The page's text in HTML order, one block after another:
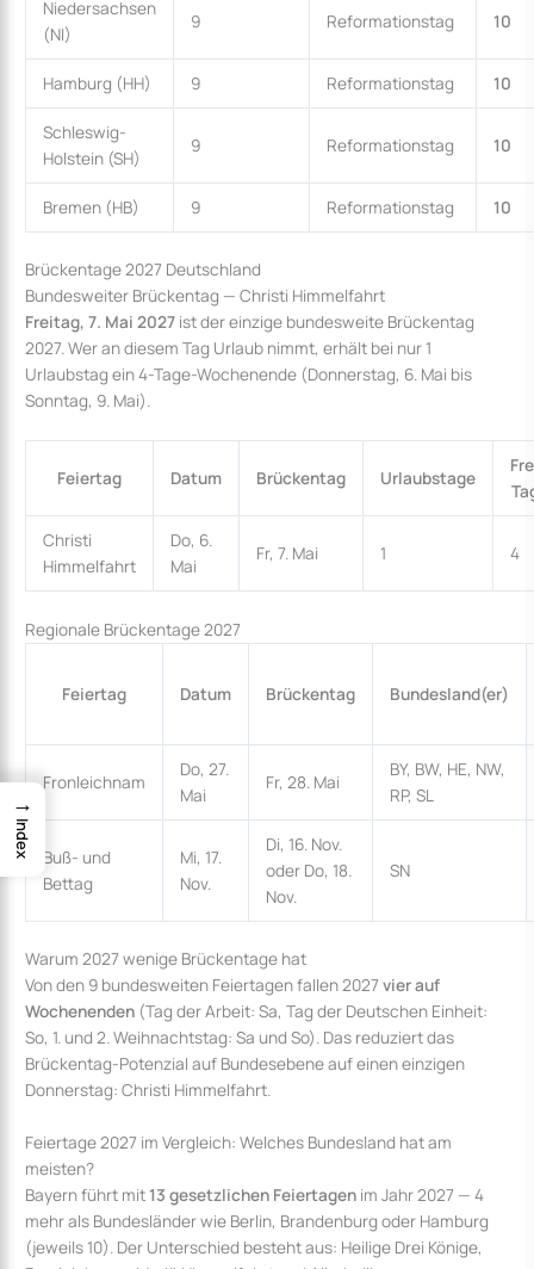
Niedersachsen
(NI)
9 Reformationstag 10
Hamburg (HH) 9 Reformationstag 10
Schleswig-
Holstein (SH)
9 Reformationstag 10
Bremen (HB) 9 Reformationstag 10
Brückentage 2027 Deutschland
Bundesweiter Brückentag — Christi Himmelfahrt
Freitag, 7. Mai 2027 ist der einzige bundesweite Brückentag
2027. Wer an diesem Tag Urlaub nimmt, erhält bei nur 1
Urlaubstag ein 4-Tage-Wochenende (Donnerstag, 6. Mai bis
Sonntag, 9. Mai).
Feiertag Datum Brückentag Urlaubstage
Christi
Himmelfahrt
Do, 6.
Mai
Fr, 7. Mai 1 4
Regionale Brückentage 2027
Feiertag Datum Brückentag Bundesland(er)
Fronleichnam
Do, 27.
Mai
Fr, 28. Mai
BY, BW, HE, NW,
RP, SL
Buß- und
Bettag
Mi, 17.
Nov.
Di, 16. Nov.
oder Do, 18.
Nov.
SN
Warum 2027 wenige Brückentage hat
Von den 9 bundesweiten Feiertagen fallen 2027vier auf
Wochenenden (Tag der Arbeit: Sa, Tag der Deutschen Einheit:
So, 1. und 2. Weihnachtstag: Sa und So). Das reduziert das
Brückentag-Potenzial auf Bundesebene auf einen einzigen
Donnerstag: Christi Himmelfahrt.
Feiertage 2027 im Vergleich: Welches Bundesland hat am
meisten?
Bayern führt mit 13 gesetzlichen Feiertagen im Jahr 2027 — 4
mehr als Bundesländer wie Berlin, Brandenburg oder Hamburg
(jeweils 10). Der Unterschied besteht aus: Heilige Drei Könige,
→
Index